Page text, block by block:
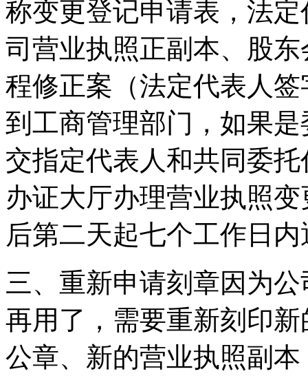
称变更登记申请表，法
司营业执照正副本、股
程修正案（法定代表人
到工商管理部门，如果
交指定代表人和共同委
办证大厅办理营业执照
后第二天起七个工作日
三、重新申请刻章因为
再用了，需要重新刻印
公章、新的营业执照副